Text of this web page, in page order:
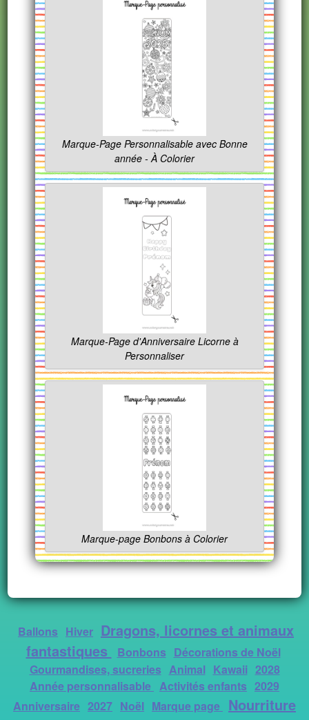
Marque-Page Personnalisable avec Bonne
année - À Colorier
Marque-Page d'Anniversaire Licorne à
Personnaliser
Marque-page Bonbons à Colorier
Ballons Hiver Dragons, licornes et animaux
fantastiques
Bonbons Décorations de Noël
Gourmandises, sucreries Animal Kawaii 2028
Année personnalisable Activités enfants 2029
Anniversaire 2027 Noël Marque page Nourriture